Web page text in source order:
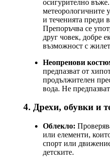
осигурително
метеорологичните
и теченията преди
Препоръчва се
друг човек, добре
възможност с
Неопренови
предпазват от
продължителен
вода. Не
4. Дрехи, обувки и
Облекло:
или елементи,
спорт или
детските.